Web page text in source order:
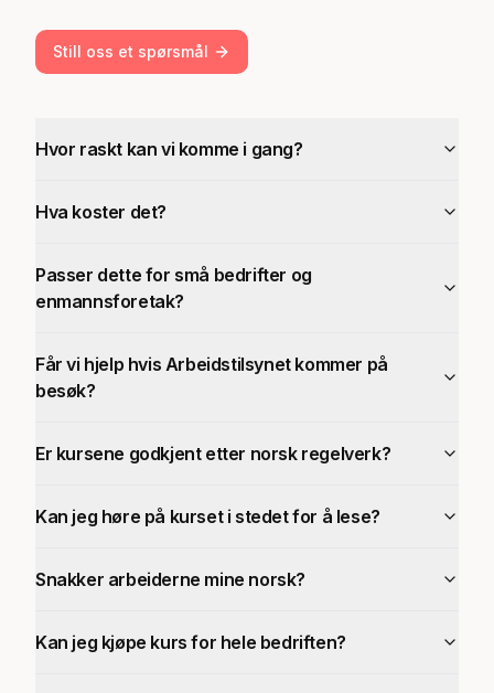
Still oss et spørsmål
Hvor raskt kan vi komme i gang?
Hva koster det?
Passer dette for små bedrifter og
enmannsforetak?
Får vi hjelp hvis Arbeidstilsynet kommer på
besøk?
Er kursene godkjent etter norsk regelverk?
Kan jeg høre på kurset i stedet for å lese?
Snakker arbeiderne mine norsk?
Kan jeg kjøpe kurs for hele bedriften?